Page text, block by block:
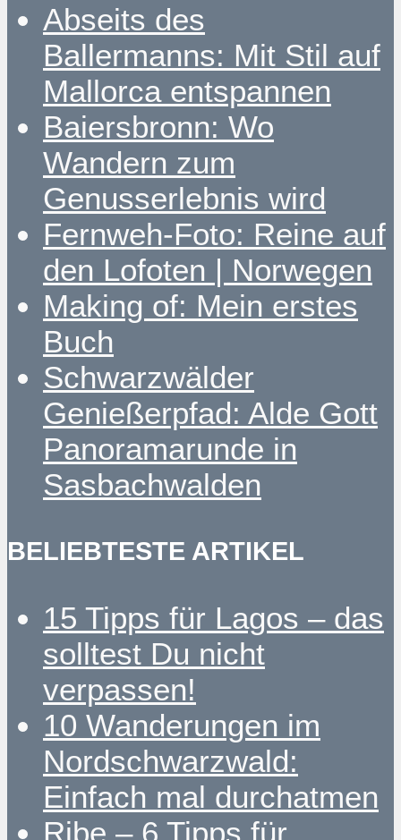
Abseits des
Ballermanns: Mit Stil auf
Mallorca entspannen
Baiersbronn: Wo
Wandern zum
Genusserlebnis wird
Fernweh-Foto: Reine auf
den Lofoten | Norwegen
Making of: Mein erstes
Buch
Schwarzwälder
Genießerpfad: Alde Gott
Panoramarunde in
Sasbachwalden
BELIEBTESTE ARTIKEL
15 Tipps für Lagos – das
solltest Du nicht
verpassen!
10 Wanderungen im
Nordschwarzwald:
Einfach mal durchatmen
Ribe – 6 Tipps für